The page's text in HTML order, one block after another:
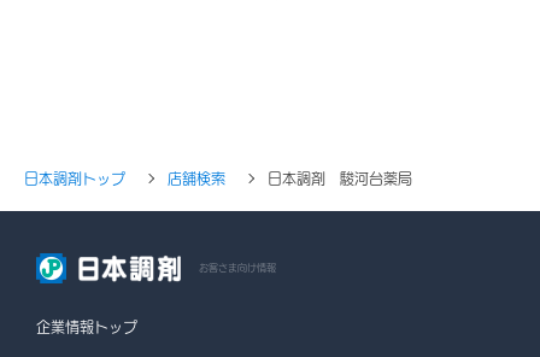
日本調剤トップ 店舗検索 日本調剤 駿河台薬局
お客さま向け情報
企業情報トップ